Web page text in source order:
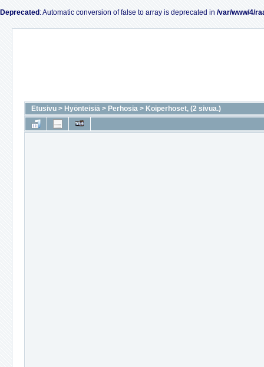
Deprecated : Automatic conversion of false to array is deprecated in /var/www/4/
Etusivu > Hyönteisiä > Perhosia > Koiperhoset, (2 sivua.)